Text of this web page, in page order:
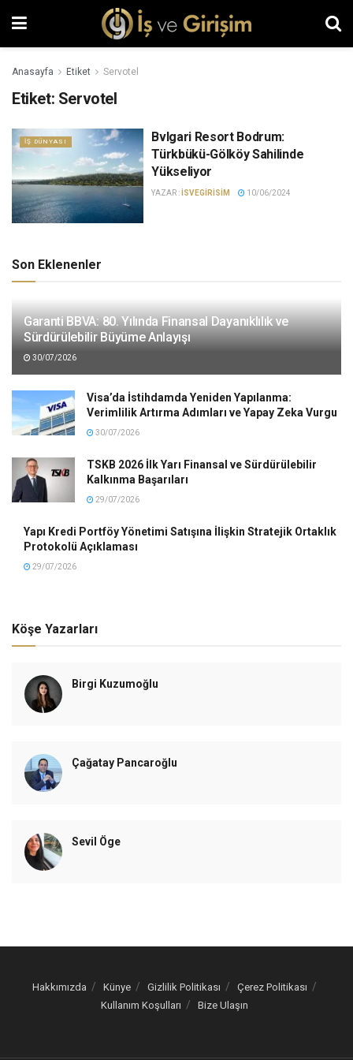
Anasayfa Etiket Servotel
Etiket: Servotel
İŞ DÜNYASI
Bvlgari Resort Bodrum:
Türkbükü-Gölköy Sahilinde
Yükseliyor
YAZAR :ISVEGIRISIM 10/06/2024
Son Eklenenler
Garanti BBVA: 80. Yılında Finansal Dayanıklılık ve
Sürdürülebilir Büyüme Anlayışı
30/07/2026
Visa’da İstihdamda Yeniden Yapılanma:
Verimlilik Artırma Adımları ve Yapay Zeka Vurgu
30/07/2026
TSKB 2026 İlk Yarı Finansal ve Sürdürülebilir
Kalkınma Başarıları
29/07/2026
Yapı Kredi Portföy Yönetimi Satışına İlişkin Stratejik Ortaklık
Protokolü Açıklaması
29/07/2026
Köşe Yazarları
Birgi Kuzumoğlu
Çağatay Pancaroğlu
Sevil Öge
Hakkımızda Künye Gizlilik Politikası
Çerez Politikası
Kullanım Koşulları
Bize Ulaşın